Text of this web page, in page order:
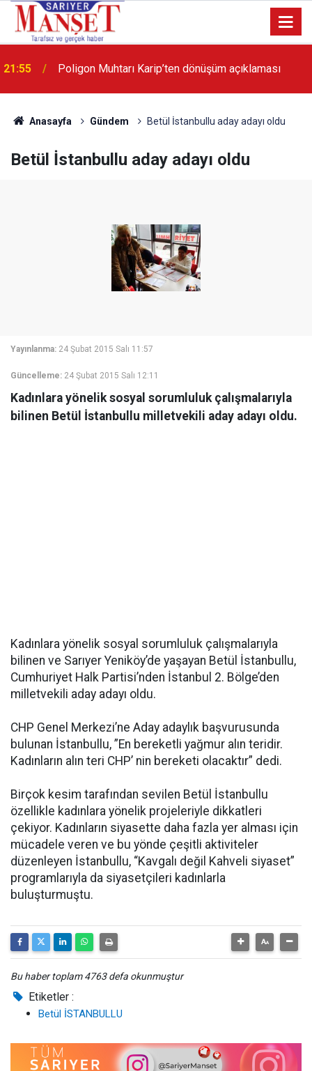
21:55 Poligon Muhtarı Karip’ten dönüşüm açıklaması
13:36 'Poligon'da İstanbul'a örnek proje gerçekleştirilecek'
Anasayfa Gündem Betül İstanbullu aday adayı oldu
Betül İstanbullu aday adayı oldu
Yayınlanma: 24 Şubat 2015 Salı 11:57
Güncelleme: 24 Şubat 2015 Salı 12:11
Kadınlara yönelik sosyal sorumluluk çalışmalarıyla
bilinen Betül İstanbullu milletvekili aday adayı oldu.
Kadınlara yönelik sosyal sorumluluk çalışmalarıyla
bilinen ve Sarıyer Yeniköy’de yaşayan Betül İstanbullu,
Cumhuriyet Halk Partisi’nden İstanbul 2. Bölge’den
milletvekili aday adayı oldu.
CHP Genel Merkezi’ne Aday adaylık başvurusunda
bulunan İstanbullu, ”En bereketli yağmur alın teridir.
Kadınların alın teri CHP’ nin bereketi olacaktır” dedi.
Birçok kesim tarafından sevilen Betül İstanbullu
özellikle kadınlara yönelik projeleriyle dikkatleri
çekiyor. Kadınların siyasette daha fazla yer alması için
mücadele veren ve bu yönde çeşitli aktiviteler
düzenleyen İstanbullu, “Kavgalı değil Kahveli siyaset”
programlarıyla da siyasetçileri kadınlarla
buluşturmuştu.
Bu haber toplam 4763 defa okunmuştur
Etiketler :
Betül İSTANBULLU